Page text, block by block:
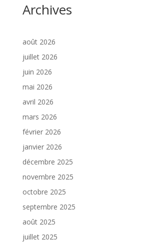
Archives
août 2026
juillet 2026
juin 2026
mai 2026
avril 2026
mars 2026
février 2026
janvier 2026
décembre 2025
novembre 2025
octobre 2025
septembre 2025
août 2025
juillet 2025